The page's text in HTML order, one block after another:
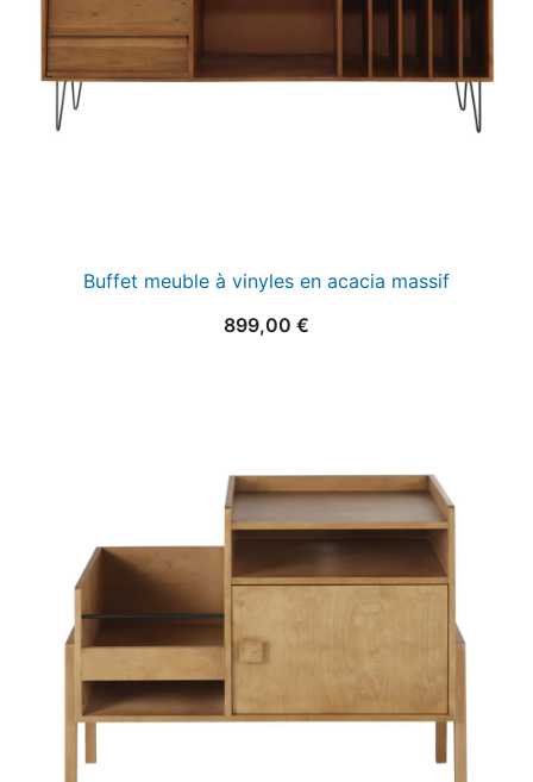
Buffet meuble à vinyles en acacia massif
899,00 €